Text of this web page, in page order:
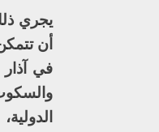
يجري
أن